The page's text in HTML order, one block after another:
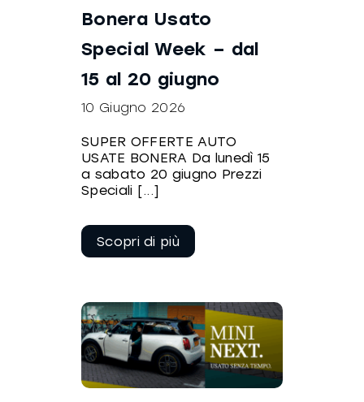
Bonera Usato
Special Week – dal
15 al 20 giugno
10 Giugno 2026
SUPER OFFERTE AUTO
USATE BONERA Da lunedì 15
a sabato 20 giugno Prezzi
Speciali [...]
leggere